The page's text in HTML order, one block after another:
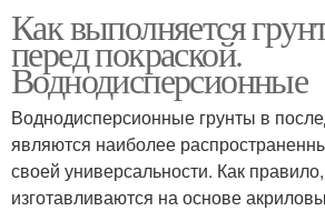
Как выполняется
перед покраской.
Воднодисперсионные
Воднодисперсионные грунты в
являются наиболее
своей универсальности. Как
изготавливаются на основе